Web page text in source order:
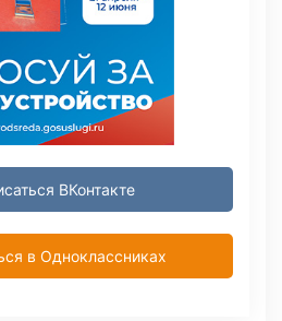
ВКонтакте
в Одноклассниках